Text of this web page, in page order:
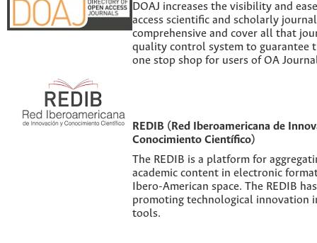
DOAJ increases the visibility and
access scientific and scholarly
comprehensive and cover all that
quality control system to guarantee
one stop shop for users of OA
REDIB (Red Iberoamericana de
Conocimiento Científico)
The REDIB is a platform for
academic content in electronic
Ibero-American space. The REDIB
promoting technological innovation
tools.